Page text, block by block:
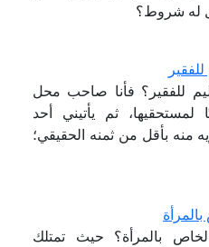
له شروط؟
للفقير؟ فأنا صاحب محل
ثم يأتيني أحد
منه بأقل من ثمنه الحقيقي؛
بالمرأة؟ حيث تمتلك